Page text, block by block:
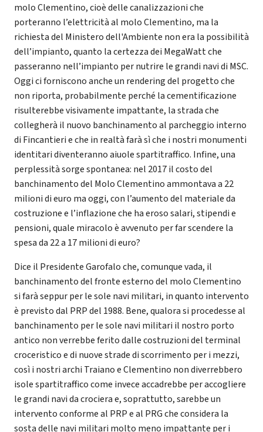
molo Clementino, cioè delle canalizzazioni che
porteranno l’elettricità al molo Clementino, ma la
richiesta del Ministero dell'Ambiente non era la possibilità
dell’impianto, quanto la certezza dei MegaWatt che
passeranno nell’impianto per nutrire le grandi navi di MSC.
Oggi ci forniscono anche un rendering del progetto che
non riporta, probabilmente perché la cementificazione
risulterebbe visivamente impattante, la strada che
collegherà il nuovo banchinamento al parcheggio interno
di Fincantieri e che in realtà farà sì che i nostri monumenti
identitari diventeranno aiuole spartitraffico. Infine, una
perplessità sorge spontanea: nel 2017 il costo del
banchinamento del Molo Clementino ammontava a 22
milioni di euro ma oggi, con l’aumento del materiale da
costruzione e l’inflazione che ha eroso salari, stipendi e
pensioni, quale miracolo è avvenuto per far scendere la
spesa da 22 a 17 milioni di euro?
Dice il Presidente Garofalo che, comunque vada, il
banchinamento del fronte esterno del molo Clementino
si farà seppur per le sole navi militari, in quanto intervento
è previsto dal PRP del 1988. Bene, qualora si procedesse al
banchinamento per le sole navi militari il nostro porto
antico non verrebbe ferito dalle costruzioni del terminal
croceristico e di nuove strade di scorrimento per i mezzi,
così i nostri archi Traiano e Clementino non diverrebbero
isole spartitraffico come invece accadrebbe per accogliere
le grandi navi da crociera e, soprattutto, sarebbe un
intervento conforme al PRP e al PRG che considera la
sosta delle navi militari molto meno impattante per i